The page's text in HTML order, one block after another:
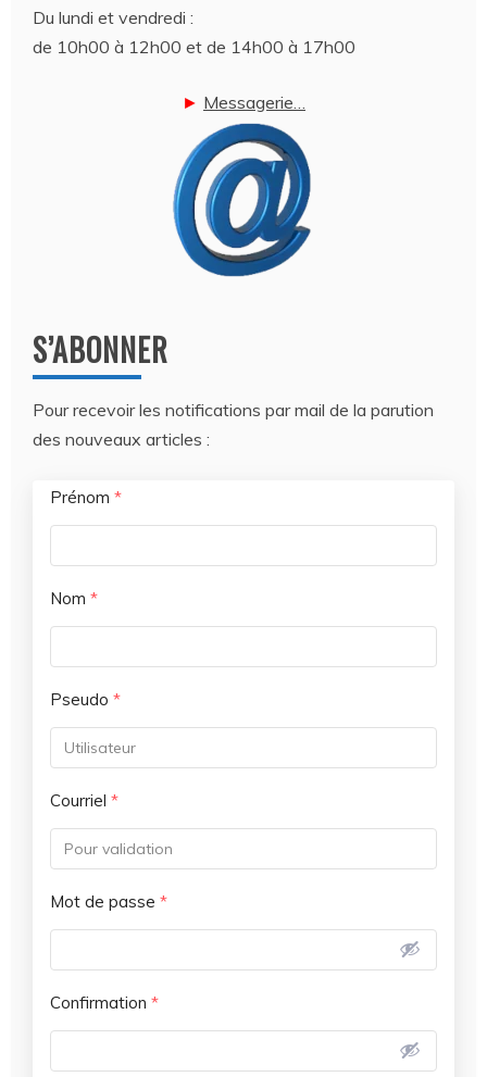
Du lundi et vendredi :
de 10h00 à 12h00 et de 14h00 à 17h00
► Messagerie…
S’ABONNER
Pour recevoir les notifications par mail de la parution
des nouveaux articles :
Prénom *
Nom *
Pseudo *
Courriel *
Mot de passe *
Confirmation *